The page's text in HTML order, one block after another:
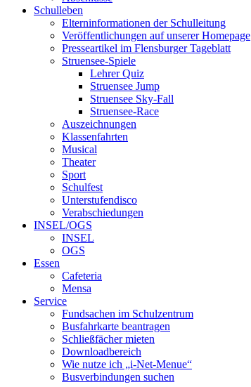
Schulleben
Elterninformationen der Schulleitung
Veröffentlichungen auf unserer Homepage
Presseartikel im Flensburger Tageblatt
Struensee-Spiele
Lehrer Quiz
Struensee Jump
Struensee Sky-Fall
Struensee-Race
Auszeichnungen
Klassenfahrten
Musical
Theater
Sport
Schulfest
Unterstufendisco
Verabschiedungen
INSEL/OGS
INSEL
OGS
Essen
Cafeteria
Mensa
Service
Fundsachen im Schulzentrum
Busfahrkarte beantragen
Schließfächer mieten
Downloadbereich
Wie nutze ich „i-Net-Menue“
Busverbindungen suchen